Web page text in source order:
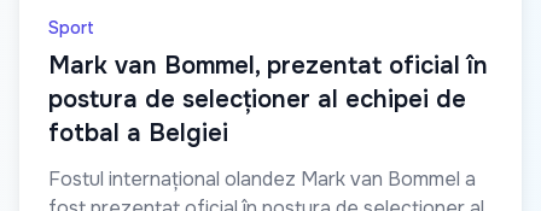
Sport
Mark van Bommel, prezentat oficial în
postura de selecționer al echipei de
fotbal a Belgiei
Fostul internațional olandez Mark van Bommel a